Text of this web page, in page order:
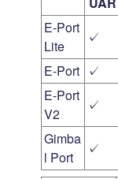
E-Port
Lite
✓
E-Port ✓
E-Port
V2
✓
Gimba
l Port
✓